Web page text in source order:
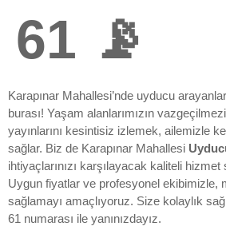
61 📡
Karapınar Mahallesi’nde uyducu
burası! Yaşam alanlarımızın
yayınlarını kesintisiz izlemek, ailemizle
sağlar. Biz de Karapınar Mahallesi
ihtiyaçlarınızı karşılayacak kaliteli
Uygun fiyatlar ve profesyonel ekibimizle,
sağlamayı amaçlıyoruz. Size kolaylık
61 numarası ile yanınızdayız.